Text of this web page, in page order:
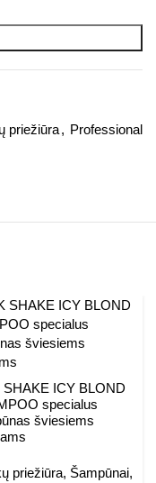
priežiūra, Professional
SHAKE ICY BLOND
specialus
šviesiems
priežiūra, Šampūnai,